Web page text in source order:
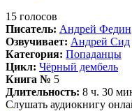
15 голосов
Писатель: Андрей Федин
Озвучивает: Андрей Сид
Категория: Попаданцы
Цикл: Чёрный дембель
Книга № 5
Длительность: 8 ч. 30
Слушать аудиокнигу